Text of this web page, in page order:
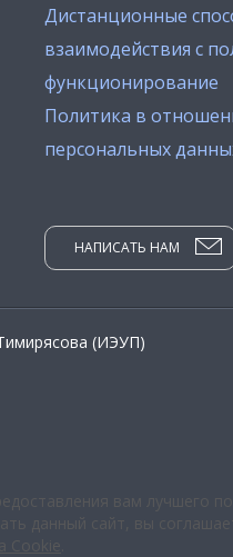
Дистанционные
взаимодействия с
функционирование
Политика в
персональных
НАПИСАТЬ НАМ
(ИЭУП)
вам лучшего
данный сайт, вы
Cookie